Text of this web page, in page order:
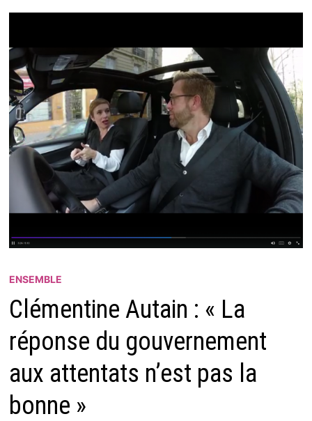
ENSEMBLE
Clémentine Autain : « La
réponse du gouvernement
aux attentats n’est pas la
bonne »